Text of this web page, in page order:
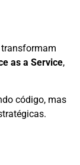
as a Service,
código, mas